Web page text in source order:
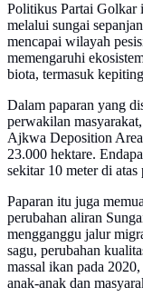
Politikus Partai Golkar
melalui sungai
mencapai wilayah
memengaruhi
biota, termasuk
Dalam paparan yang
perwakilan
Ajkwa Deposition
23.000 hektare.
sekitar 10 meter di
Paparan itu juga
perubahan aliran
mengganggu jalur
sagu, perubahan
massal ikan pada
anak-anak dan